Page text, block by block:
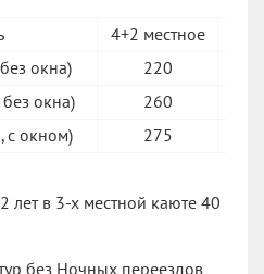
4+2 местное
окна)
220
окна)
260
с окном)
275
лет в 3-х местной каюте 40
без Ночных переездов